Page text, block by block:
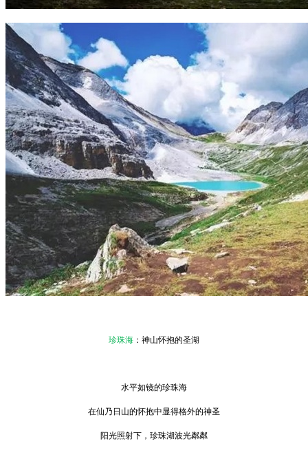
珍珠海 ：神山怀抱的圣湖
水平如镜的珍珠海
在仙乃日山的怀抱中显得格外的神圣
阳光照射下，珍珠湖波光粼粼